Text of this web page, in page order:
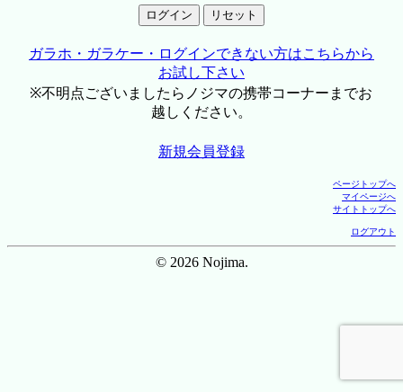
ガラホ・ガラケー・ログインできない方はこちらから
お試し下さい
※不明点ございましたらノジマの携帯コーナーまでお
越しください。
新規会員登録
ページトップへ
マイページへ
サイトトップへ
ログアウト
© 2026 Nojima.